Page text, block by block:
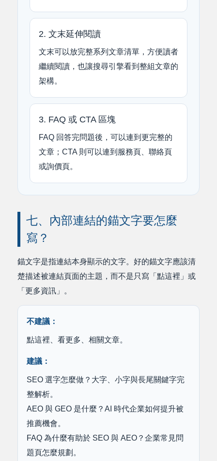
2. 文末延伸閱讀
文末可以放完整系列文章清單，方便讀者
繼續閱讀，也讓搜尋引擎看到整組文章的
架構。
3. FAQ 或 CTA 區塊
FAQ 回答完問題後，可以連到更完整的
文章；CTA 則可以連到服務頁、聯絡頁
或詢價頁。
七、內部連結的錨文字要怎麼
寫？
錨文字是指連結本身顯示的文字。好的錨文字應該清
楚描述被連結頁面的主題，而不是只寫「點這裡」或
「更多資訊」。
不建議：
點這裡、看更多、相關文章。
建議：
SEO 選字怎麼做？大字、小字與長尾關鍵字完
整解析。
AEO 與 GEO 是什麼？AI 時代企業如何提升被
推薦機會。
FAQ 為什麼有助於 SEO 與 AEO？企業常見問
題頁怎麼規劃。